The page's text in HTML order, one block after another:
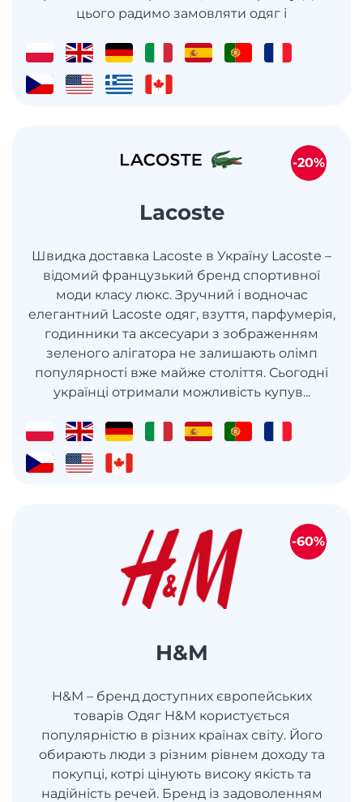
цього радимо замовляти одяг і
Lacoste
Швидка доставка Lacoste в Україну Lacoste –
відомий французький бренд спортивної
моди класу люкс. Зручний і водночас
елегантний Lacoste одяг, взуття, парфумерія,
годинники та аксесуари з зображенням
зеленого алігатора не залишають олімп
популярності вже майже століття. Сьогодні
українці отримали можливість купув...
-20%
H&M
H&M – бренд доступних європейських
товарів Одяг H&M користується
популярністю в різних країнах світу. Його
обирають люди з різним рівнем доходу та
покупці, котрі цінують високу якість та
надійність речей. Бренд із задоволенням
-60%